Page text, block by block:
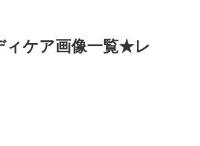
ィケア画像一覧★レ